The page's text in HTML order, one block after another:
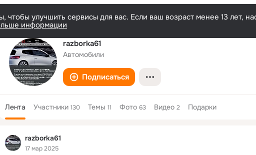
улучшить сервисы для вас. Если ваш возраст менее 13 лет,
информации
razborka61
Автомобили
Подписаться
Лента Участники 130 Темы 11 Фото 63 Видео 2 Подарки
razborka61
17 мар 2025